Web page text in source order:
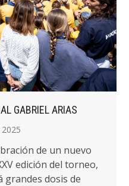
GABRIEL ARIAS
de un nuevo
edición del torneo,
grandes dosis de